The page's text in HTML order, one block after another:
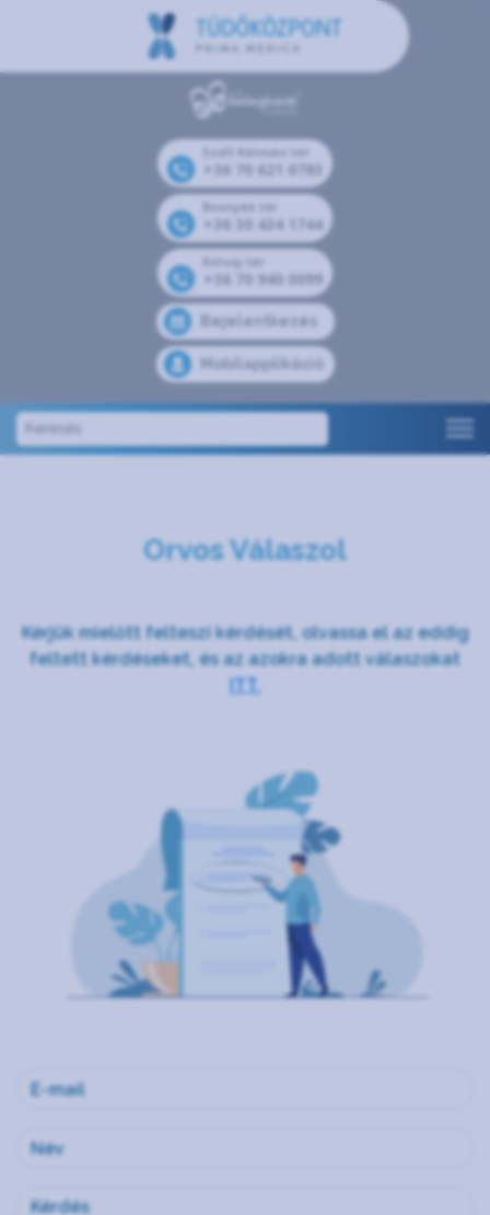
Széll Kálmán tér
+36 70 621 0783
Bosnyák tér
+36 30 434 1744
Kolosy tér
+36 70 940 0099
Bejelentkezés
Mobilapplikáció
Orvos Válaszol
Kérjük mielőtt felteszi kérdését, olvassa el az eddig
feltett kérdéseket, és az azokra adott válaszokat
ITT.